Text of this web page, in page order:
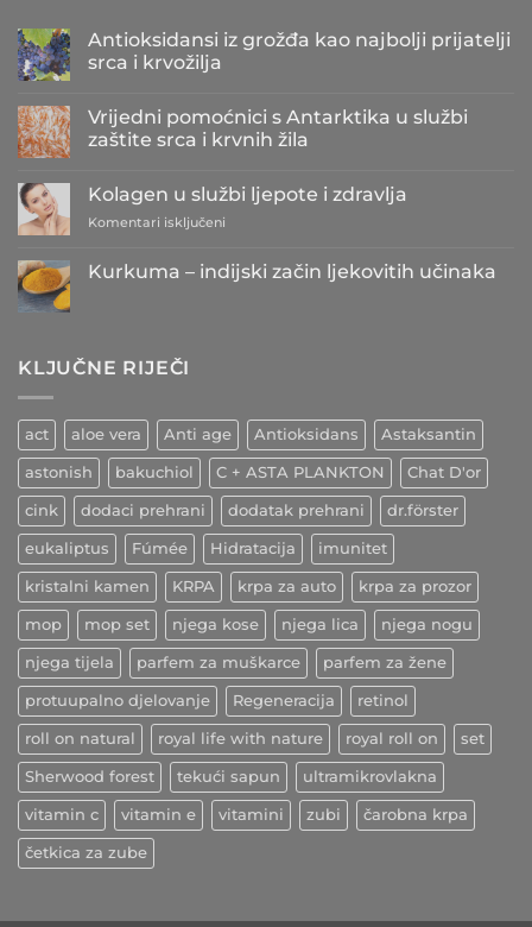
Antioksidansi iz grožđa kao najbolji prijatelji
srca i krvožilja
na
Antioksidansi
iz
najbolji
prijatelji
srca
Vrijedni pomoćnici s Antarktika u službi
zaštite srca i krvnih žila
na
Vrijedni
pomoćnici
u
žila
Kolagen u službi ljepote i zdravlja
Komentari isključeni
u
službi
Kurkuma – indijski začin ljekovitih učinaka
–
indijski
učinaka
KLJUČNE RIJEČI
act aloe vera Anti age Antioksidans Astaksantin
astonish bakuchiol C + ASTA PLANKTON Chat D'or
cink dodaci prehrani dodatak prehrani dr.förster
eukaliptus Fúmée Hidratacija imunitet
kristalni kamen KRPA krpa za auto krpa za prozor
mop mop set njega kose njega lica njega nogu
njega tijela parfem za muškarce parfem za žene
protuupalno djelovanje Regeneracija retinol
roll on natural royal life with nature royal roll on set
Sherwood forest tekući sapun ultramikrovlakna
vitamin c vitamin e vitamini zubi čarobna krpa
četkica za zube